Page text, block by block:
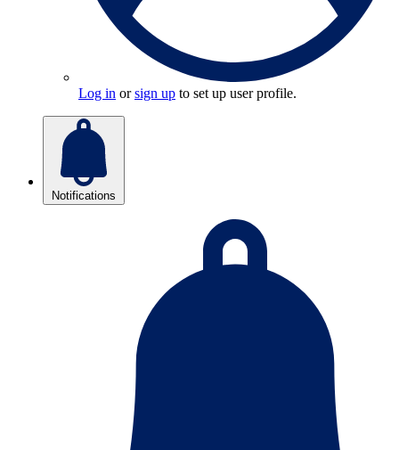
Log in orsign up to set up user profile.
Notifications